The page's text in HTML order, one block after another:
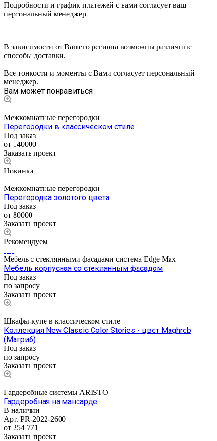
Подробности и график платежей с вами согласует ваш
персональный менеджер.
В зависимости от Вашего региона возможны различные
способы доставки.
Все тонкости и моменты с Вами согласует персональный
менеджер.
Вам может понравиться
Межкомнатные перегородки
Перегородки в классическом стиле
Под заказ
от 140000
Заказать проект
Новинка
Межкомнатные перегородки
Перегородка золотого цвета
Под заказ
от 80000
Заказать проект
Рекомендуем
Мебель с стеклянными фасадами система Edge Max
Мебель корпусная со стеклянным фасадом
Под заказ
по запросу
Заказать проект
Шкафы-купе в классическом стиле
Коллекция New Classic Color Stories - цвет Maghreb
(Магриб)
Под заказ
по запросу
Заказать проект
Гардеробные системы ARISTO
Гардеробная на мансарде
В наличии
Арт. PR-2022-2600
от 254 771
Заказать проект